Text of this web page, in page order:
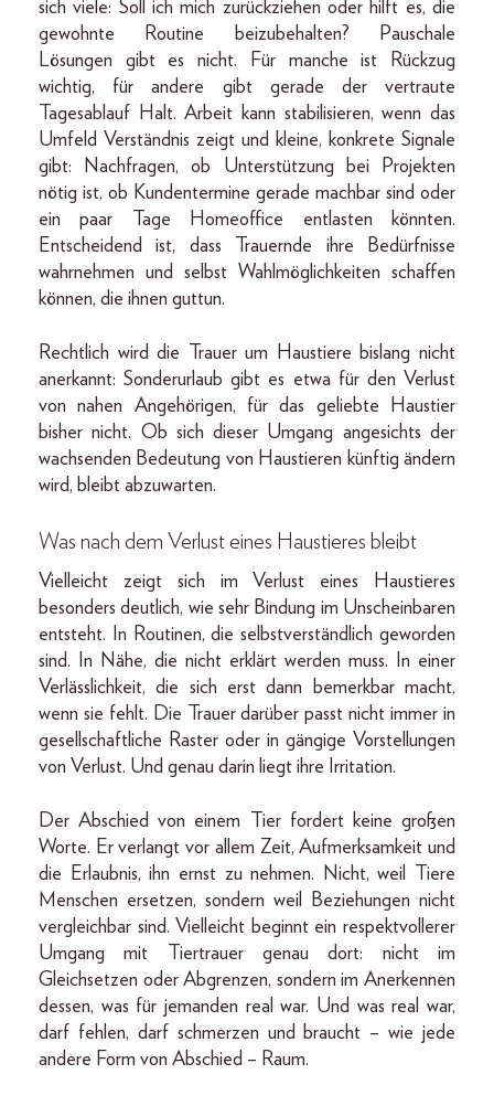
sich viele: Soll ich mich zurückziehen oder hilft es, die
gewohnte Routine beizubehalten? Pauschale
Lösungen gibt es nicht. Für manche ist Rückzug
wichtig, für andere gibt gerade der vertraute
Tagesablauf Halt. Arbeit kann stabilisieren, wenn das
Umfeld Verständnis zeigt und kleine, konkrete Signale
gibt: Nachfragen, ob Unterstützung bei Projekten
nötig ist, ob Kundentermine gerade machbar sind oder
ein paar Tage Homeoffice entlasten könnten.
Entscheidend ist, dass Trauernde ihre Bedürfnisse
wahrnehmen und selbst Wahlmöglichkeiten schaffen
können, die ihnen guttun.
Rechtlich wird die Trauer um Haustiere bislang nicht
anerkannt: Sonderurlaub gibt es etwa für den Verlust
von nahen Angehörigen, für das geliebte Haustier
bisher nicht. Ob sich dieser Umgang angesichts der
wachsenden Bedeutung von Haustieren künftig ändern
wird, bleibt abzuwarten.
Was nach dem Verlust eines Haustieres bleibt
Vielleicht zeigt sich im Verlust eines Haustieres
besonders deutlich, wie sehr Bindung im Unscheinbaren
entsteht. In Routinen, die selbstverständlich geworden
sind. In Nähe, die nicht erklärt werden muss. In einer
Verlässlichkeit, die sich erst dann bemerkbar macht,
wenn sie fehlt. Die Trauer darüber passt nicht immer in
gesellschaftliche Raster oder in gängige Vorstellungen
von Verlust. Und genau darin liegt ihre Irritation.
Der Abschied von einem Tier fordert keine großen
Worte. Er verlangt vor allem Zeit, Aufmerksamkeit und
die Erlaubnis, ihn ernst zu nehmen. Nicht, weil Tiere
Menschen ersetzen, sondern weil Beziehungen nicht
vergleichbar sind. Vielleicht beginnt ein respektvollerer
Umgang mit Tiertrauer genau dort: nicht im
Gleichsetzen oder Abgrenzen, sondern im Anerkennen
dessen, was für jemanden real war. Und was real war,
darf fehlen, darf schmerzen und braucht – wie jede
andere Form von Abschied – Raum.